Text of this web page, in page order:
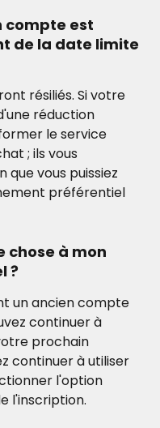
compte est
de la date limite
résiliés. Si votre
réduction
le service
; ils vous
que vous puissiez
préférentiel
chose à mon
?
un ancien compte
continuer à
prochain
continuer à utiliser
l'option
l'inscription.